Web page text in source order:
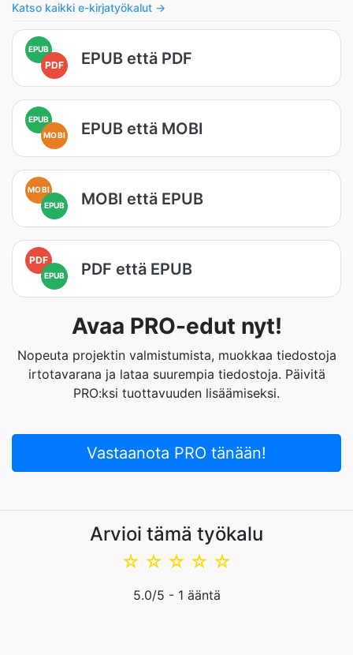
Katso kaikki e-kirjatyökalut →
EPUB
PDF EPUB että PDF
EPUB
MOBI
EPUB että MOBI
MOBI
EPUB
MOBI että EPUB
PDF
EPUB PDF että EPUB
Avaa PRO-edut nyt!
Nopeuta projektin valmistumista, muokkaa tiedostoja
irtotavarana ja lataa suurempia tiedostoja. Päivitä
PRO:ksi tuottavuuden lisäämiseksi.
Vastaanota PRO tänään!
Arvioi tämä työkalu
☆
☆
☆
☆
☆
5.0/5 - 1 ääntä